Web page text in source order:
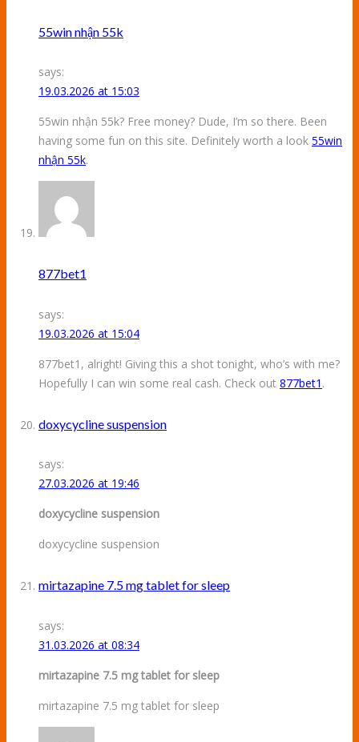
55win nhận 55k
says:
19.03.2026 at 15:03
55win nhận 55k? Free money? Dude, I’m so there. Been
having some fun on this site. Definitely worth a look 55win
nhận 55k.
877bet1
says:
19.03.2026 at 15:04
877bet1, alright! Giving this a shot tonight, who’s with me?
Hopefully I can win some real cash. Check out 877bet1 .
doxycycline suspension
says:
27.03.2026 at 19:46
doxycycline suspension
doxycycline suspension
mirtazapine 7.5 mg tablet for sleep
says:
31.03.2026 at 08:34
mirtazapine 7.5 mg tablet for sleep
mirtazapine 7.5 mg tablet for sleep